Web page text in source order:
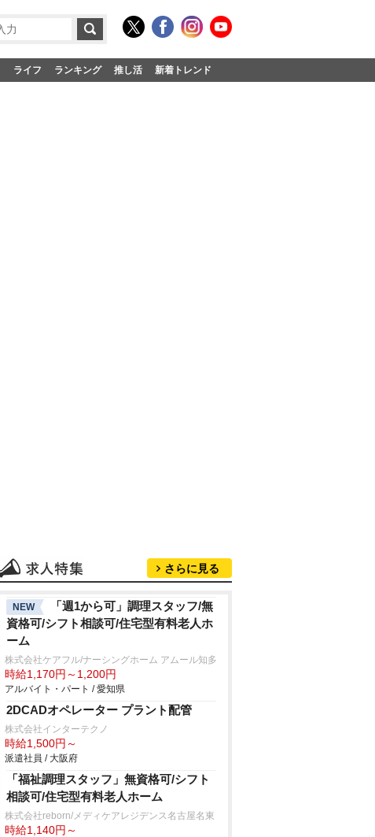
ライフ ランキング 推し活 新着トレンド
さらに見る
NEW
「週1から可」調理スタッフ/無
資格可/シフト相談可/住宅型有料老人ホ
ーム
株式会社ケアフル/ナーシングホーム アムール知多
時給1,170円～1,200円
アルバイト・パート / 愛知県
2DCADオペレーター プラント配管
株式会社インターテクノ
時給1,500円～
派遣社員 / 大阪府
「福祉調理スタッフ」無資格可/シフト
相談可/住宅型有料老人ホーム
株式会社reborn/メディケアレジデンス名古屋名東
時給1,140円～